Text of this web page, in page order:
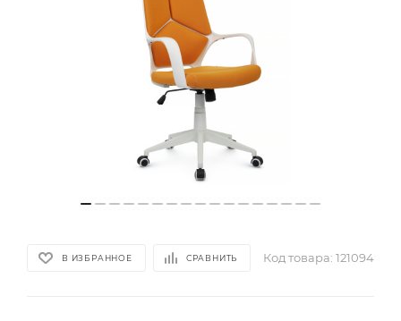
В ИЗБРАННОЕ СРАВНИТЬ Код товара: 121094